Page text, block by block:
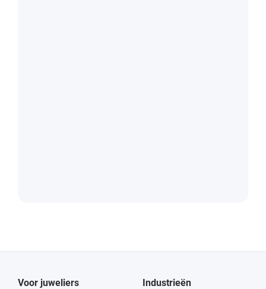
Voor juweliers Industrieën